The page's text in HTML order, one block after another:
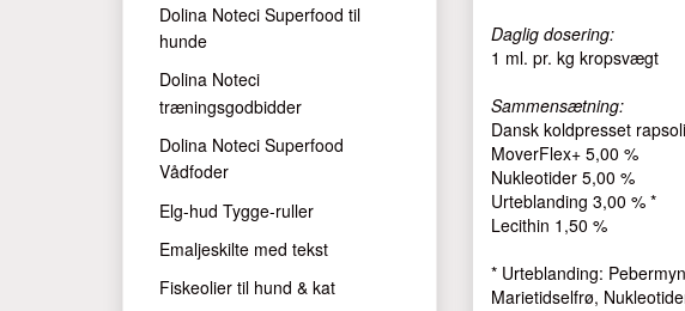
Dolina Noteci Superfood til
hunde
Dolina Noteci
træningsgodbidder
Dolina Noteci Superfood
Vådfoder
Elg-hud Tygge-ruller
Emaljeskilte med tekst
Fiskeolier til hund & kat
Daglig dosering:
1 ml. pr. kg kropsvægt
Sammensætning:
Dansk koldpresset
MoverFlex+ 5,00 %
Nukleotider 5,00 %
Urteblanding 3,00 % *
Lecithin 1,50 %
* Urteblanding:
Marietidselfrø,